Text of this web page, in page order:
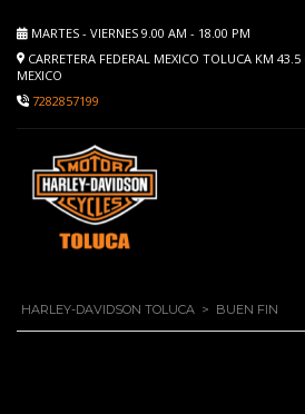
MARTES - VIERNES 9.00 AM - 18.00 PM
CARRETERA FEDERAL MEXICO TOLUCA KM
MEXICO
7282857199
HARLEY-DAVIDSON TOLUCA > BUEN FIN